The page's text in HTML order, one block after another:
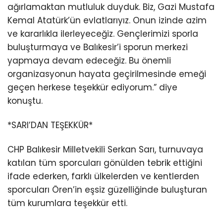
ağırlamaktan mutluluk duyduk. Biz, Gazi Mustafa
Kemal Atatürk’ün evlatlarıyız. Onun izinde azim
ve kararlıkla ilerleyeceğiz. Gençlerimizi sporla
buluşturmaya ve Balıkesir’i sporun merkezi
yapmaya devam edeceğiz. Bu önemli
organizasyonun hayata geçirilmesinde emeği
geçen herkese teşekkür ediyorum.” diye
konuştu.
*SARI’DAN TEŞEKKÜR*
CHP Balıkesir Milletvekili Serkan Sarı, turnuvaya
katılan tüm sporcuları gönülden tebrik ettiğini
ifade ederken, farklı ülkelerden ve kentlerden
sporcuları Ören’in eşsiz güzelliğinde buluşturan
tüm kurumlara teşekkür etti.